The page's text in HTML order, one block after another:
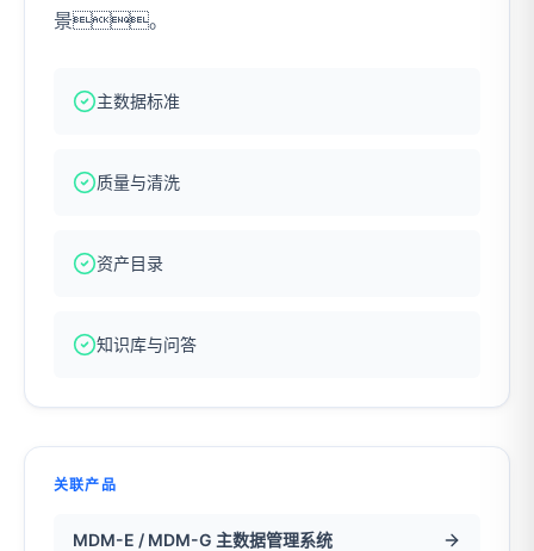
景。
主数据标准
质量与清洗
资产目录
知识库与问答
关联产品
MDM-E / MDM-G 主数据管理系统